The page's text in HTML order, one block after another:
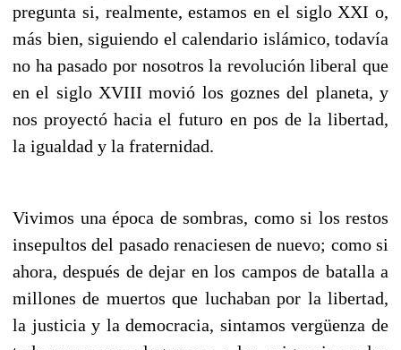
pregunta si, realmente, estamos en el siglo XXI o,
más bien, siguiendo el calendario islámico, todavía
no ha pasado por nosotros la revolución liberal que
en el siglo XVIII movió los goznes del planeta, y
nos proyectó hacia el futuro en pos de la libertad,
la igualdad y la fraternidad.
Vivimos una época de sombras, como si los restos
insepultos del pasado renaciesen de nuevo; como si
ahora, después de dejar en los campos de batalla a
millones de muertos que luchaban por la libertad,
la justicia y la democracia, sintamos vergüenza de